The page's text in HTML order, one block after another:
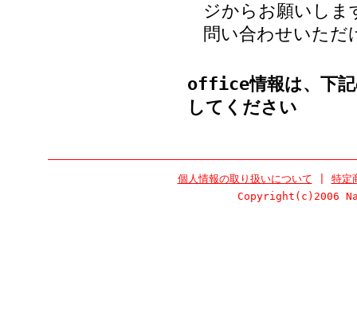
ジからお願いしま
問い合わせいた
office情報は、
してください
個人情報の取り扱いについて
特定
Copyright(c)2006